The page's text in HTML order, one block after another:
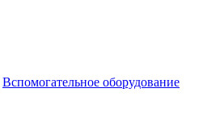
Вспомогательное оборудование